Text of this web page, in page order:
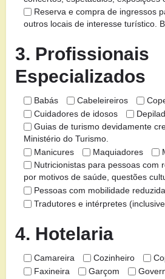
Reserva e compra de ingressos
outros locais de interesse turístico.
3. Profissionais
Especializados
Babás Cabeleireiros
Cuidadores de idosos
Guias de turismo devidamente
Ministério do Turismo.
Manicures
Maquiadores
Nutricionistas para pessoas com
por motivos de saúde, questões
Pessoas com mobilidade reduzida
Tradutores e intérpretes
4. Hotelaria
Camareira Cozinheiro
Faxineira
Garçom